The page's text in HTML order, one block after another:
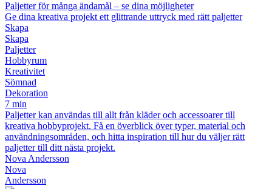
Paljetter för många ändamål – se dina möjligheter
Ge dina kreativa projekt ett glittrande uttryck med rätt paljetter
Skapa
Skapa
Paljetter
Hobbyrum
Kreativitet
Sömnad
Dekoration
7 min
Paljetter kan användas till allt från kläder och accessoarer till
kreativa hobbyprojekt. Få en överblick över typer, material och
användningsområden, och hitta inspiration till hur du väljer rätt
paljetter till ditt nästa projekt.
Nova Andersson
Nova
Andersson